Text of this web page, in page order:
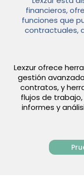
financieros,
funciones que
contractuales,
Lexzur ofrece
gestión
contratos, y
flujos de
informes y